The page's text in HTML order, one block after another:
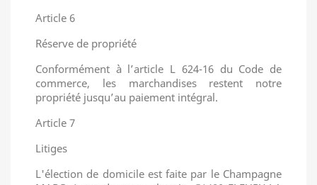
Article 6
Réserve de propriété
Conformément à l’article L 624-16 du Code de
commerce, les marchandises restent notre
propriété jusqu’au paiement intégral.
Article 7
Litiges
L'élection de domicile est faite par le Champagne